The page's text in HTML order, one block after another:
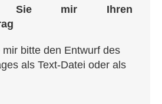
Sie mir Ihren
bit­te den Ent­wurf des
als Text-Datei oder als